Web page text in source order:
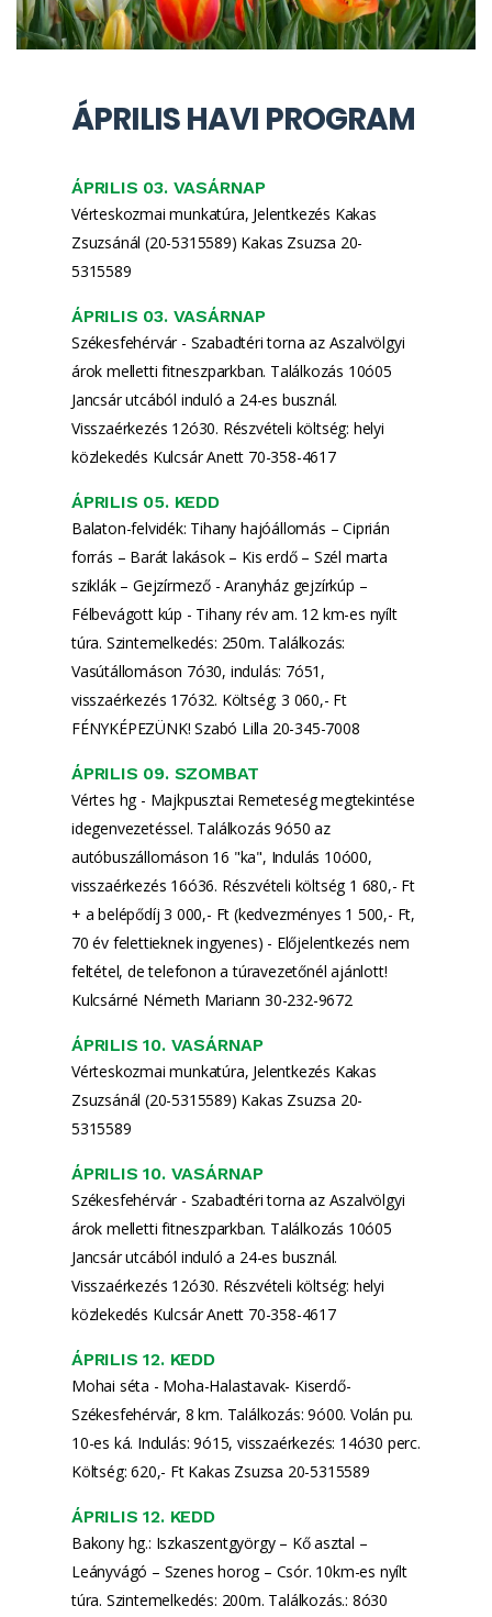
ÁPRILIS HAVI PROGRAM
ÁPRILIS 03. VASÁRNAP
Vérteskozmai munkatúra, Jelentkezés Kakas
Zsuzsánál (20-5315589) Kakas Zsuzsa 20-
5315589
ÁPRILIS 03. VASÁRNAP
Székesfehérvár - Szabadtéri torna az Aszalvölgyi
árok melletti fitneszparkban. Találkozás 10ó05
Jancsár utcából induló a 24-es busznál.
Visszaérkezés 12ó30. Részvételi költség: helyi
közlekedés Kulcsár Anett 70-358-4617
ÁPRILIS 05. KEDD
Balaton-felvidék: Tihany hajóállomás – Ciprián
forrás – Barát lakások – Kis erdő – Szél marta
sziklák – Gejzírmező - Aranyház gejzírkúp –
Félbevágott kúp - Tihany rév am. 12 km-es nyílt
túra. Szintemelkedés: 250m. Találkozás:
Vasútállomáson 7ó30, indulás: 7ó51,
visszaérkezés 17ó32. Költség: 3 060,- Ft
FÉNYKÉPEZÜNK! Szabó Lilla 20-345-7008
ÁPRILIS 09. SZOMBAT
Vértes hg - Majkpusztai Remeteség megtekintése
idegenvezetéssel. Találkozás 9ó50 az
autóbuszállomáson 16 "ka", Indulás 10ó00,
visszaérkezés 16ó36. Részvételi költség 1 680,- Ft
+ a belépődíj 3 000,- Ft (kedvezményes 1 500,- Ft,
70 év felettieknek ingyenes) - Előjelentkezés nem
feltétel, de telefonon a túravezetőnél ajánlott!
Kulcsárné Németh Mariann 30-232-9672
ÁPRILIS 10. VASÁRNAP
Vérteskozmai munkatúra, Jelentkezés Kakas
Zsuzsánál (20-5315589) Kakas Zsuzsa 20-
5315589
ÁPRILIS 10. VASÁRNAP
Székesfehérvár - Szabadtéri torna az Aszalvölgyi
árok melletti fitneszparkban. Találkozás 10ó05
Jancsár utcából induló a 24-es busznál.
Visszaérkezés 12ó30. Részvételi költség: helyi
közlekedés Kulcsár Anett 70-358-4617
ÁPRILIS 12. KEDD
Mohai séta - Moha-Halastavak- Kiserdő-
Székesfehérvár, 8 km. Találkozás: 9ó00. Volán pu.
10-es ká. Indulás: 9ó15, visszaérkezés: 14ó30 perc.
Költség: 620,- Ft Kakas Zsuzsa 20-5315589
ÁPRILIS 12. KEDD
Bakony hg.: Iszkaszentgyörgy – Kő asztal –
Leányvágó – Szenes horog – Csór. 10km-es nyílt
túra. Szintemelkedés: 200m. Találkozás.: 8ó30